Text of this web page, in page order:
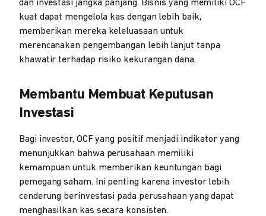
dan investasi jangka panjang. Bisnis yang memiliki OCF
kuat dapat mengelola kas dengan lebih baik,
memberikan mereka keleluasaan untuk
merencanakan pengembangan lebih lanjut tanpa
khawatir terhadap risiko kekurangan dana.
Membantu Membuat Keputusan
Investasi
Bagi investor, OCF yang positif menjadi indikator yang
menunjukkan bahwa perusahaan memiliki
kemampuan untuk memberikan keuntungan bagi
pemegang saham. Ini penting karena investor lebih
cenderung berinvestasi pada perusahaan yang dapat
menghasilkan kas secara konsisten.